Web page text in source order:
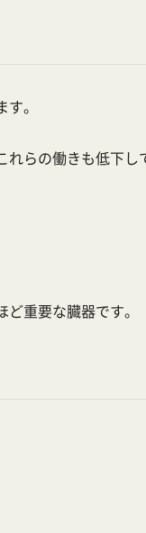
。
らの働きも低下し
重要な臓器です。